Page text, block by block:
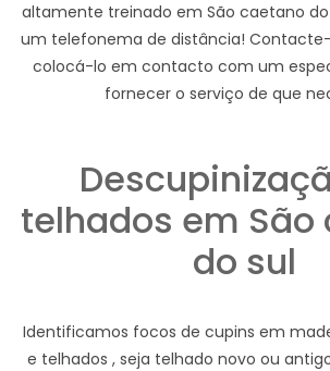
altamente treinado em São caetano
um telefonema de distância!
colocá-lo em contacto com um
fornecer o serviço de que
telhados em São
do sul
Identificamos focos de cupins em
e telhados , seja telhado novo ou